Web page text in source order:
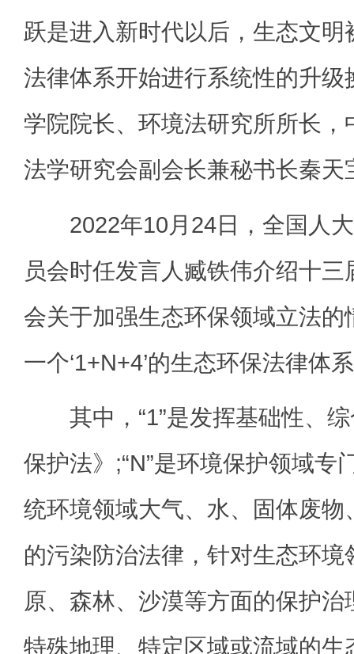
跃是进入新时代以后，生态文明
法律体系开始进行系统性的升级
学院院长、环境法研究所所长
法学研究会副会长兼秘书长秦天
2022年10月24日，全国人大
员会时任发言人臧铁伟介绍十
会关于加强生态环保领域立法的
一个‘1+N+4’的生态环保法律体
其中，“1”是发挥基础性、综
保护法》;“N”是环境保护领域专
统环境领域大气、水、固体废物
的污染防治法律，针对生态环
原、森林、沙漠等方面的保护治
特殊地理、特定区域或流域的生